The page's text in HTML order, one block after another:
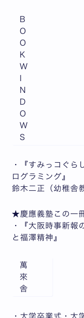
B
O
O
K
W
I
N
D
O
W
S
・『すみっコぐ
ログラミング』
鈴木二正（幼稚舎
★慶應義塾この一
・『大阪時事新報
と福澤精神』
萬
來
舎
・大学卒業式・大